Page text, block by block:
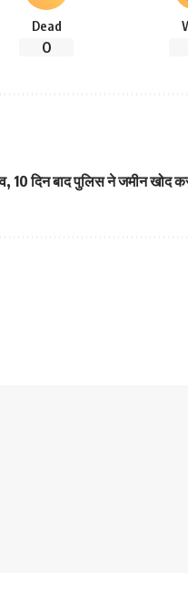
Dead
0
10 दिन बाद पुलिस ने जमीन खोद